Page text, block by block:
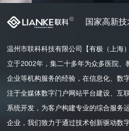
国家高新
温州市联科科技有限公司【有极（上海
立于2002年，集二十多年为众多医院、
企业等机构服务的经验，在信息化、数
注于全媒体数字门户网站平台建设、互
系统开发，为客户构建专业的综合服务
企业，我们致力于通过技术创新驱动数